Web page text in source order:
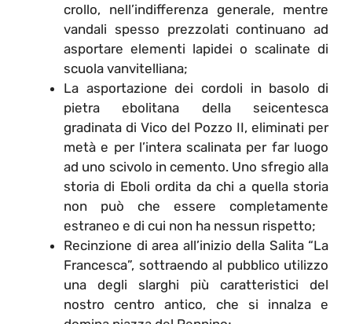
crollo, nell’indifferenza generale, mentre
vandali spesso prezzolati continuano ad
asportare elementi lapidei o scalinate di
scuola vanvitelliana;
La asportazione dei cordoli in basolo di
pietra ebolitana della seicentesca
gradinata di Vico del Pozzo II, eliminati per
metà e per l’intera scalinata per far luogo
ad uno scivolo in cemento. Uno sfregio alla
storia di Eboli ordita da chi a quella storia
non può che essere completamente
estraneo e di cui non ha nessun rispetto;
Recinzione di area all’inizio della Salita “La
Francesca”, sottraendo al pubblico utilizzo
una degli slarghi più caratteristici del
nostro centro antico, che si innalza e